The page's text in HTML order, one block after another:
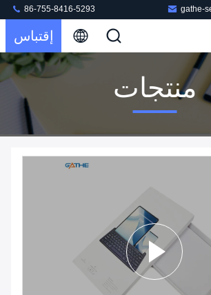
gathe-
86-755-8416-5293
إقتباس
منتجات